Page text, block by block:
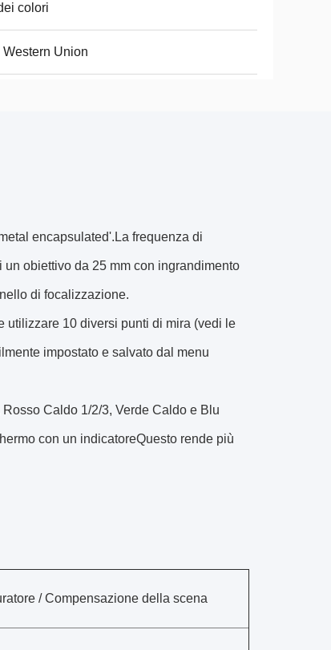
colori
Western Union
encapsulated'.La frequenza di
obiettivo da 25 mm con ingrandimento
di focalizzazione.
utilizzare 10 diversi punti di mira (vedi le
impostato e salvato dal menu
Caldo 1/2/3, Verde Caldo e Blu
con un indicatoreQuesto rende più
/ Compensazione della scena